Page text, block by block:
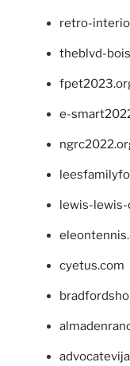
retro-
theblvd-
e-
lewis-lewis-
cyetus.com